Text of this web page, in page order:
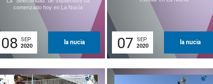
comenzado hoy en La Nucía
08
SEP.
2020
la nucia 07
SEP.
2020
la nucia